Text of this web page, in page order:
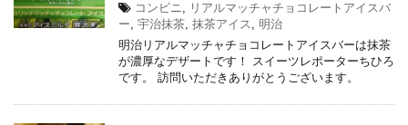
コンビニ, リアルマッチャチョコレートアイスバ
ー, 宇治抹茶, 抹茶アイス , 明治
明治リアルマッチャチョコレートアイスバーは抹茶
が濃厚なデザートです！ スイーツレポーターちひろ
です。 訪問いただきありがとうございます。